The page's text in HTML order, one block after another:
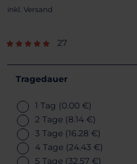
inkl. Versand
27
Tragedauer
1 Tag (0.00 €)
2 Tage (8.14 €)
3 Tage (16.28 €)
4 Tage (24.43 €)
5 Tage (32.57 €)